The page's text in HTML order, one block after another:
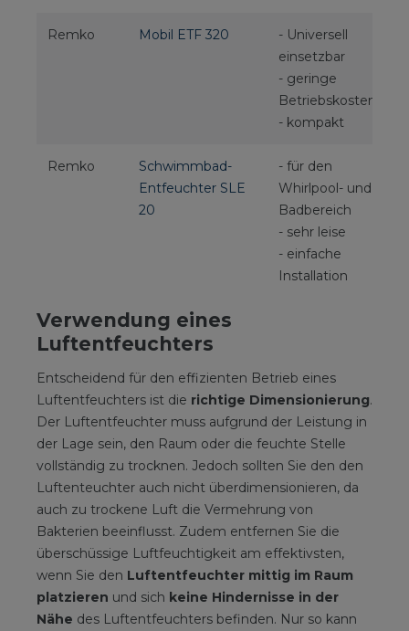
Remko Mobil ETF 320
- Universell
einsetzbar
- geringe
Betriebskosten
- kompakt
Remko
Schwimmbad-
Entfeuchter SLE
20
- für den
Whirlpool- und
Badbereich
- sehr leise
- einfache
Installation
Verwendung eines
Luftentfeuchters
Entscheidend für den effizienten Betrieb eines
Luftentfeuchters ist die richtige Dimensionierung.
Der Luftentfeuchter muss aufgrund der Leistung in
der Lage sein, den Raum oder die feuchte Stelle
vollständig zu trocknen. Jedoch sollten Sie den den
Luftenteuchter auch nicht überdimensionieren, da
auch zu trockene Luft die Vermehrung von
Bakterien beeinflusst. Zudem entfernen Sie die
überschüssige Luftfeuchtigkeit am effektivsten,
wenn Sie den Luftentfeuchter mittig im Raum
platzieren und sich keine Hindernisse in der
Nähe des Luftentfeuchters befinden. Nur so kann